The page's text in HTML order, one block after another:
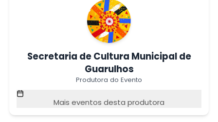
Secretaria de Cultura Municipal de
Guarulhos
Produtora do Evento
Mais eventos desta produtora